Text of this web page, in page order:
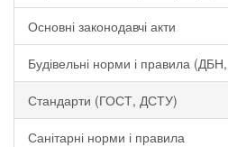
Основні законодавчі акти
Будівельні норми і правила
Стандарти (ГОСТ, ДСТУ)
Санітарні норми і правила